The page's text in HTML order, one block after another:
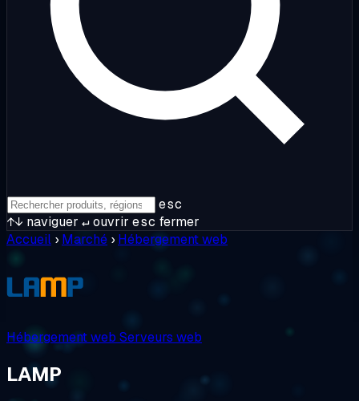
esc
↑↓ naviguer ↵ouvrir esc fermer
Accueil › Marché › Hébergement web
Hébergement web Serveurs web
LAMP